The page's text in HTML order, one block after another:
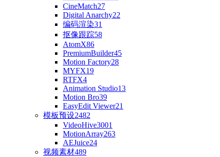
CineMatch27
Digital Anarchy22
编码渲染31
抠像跟踪58
AtomX86
PremiumBuilder45
Motion Factory28
MYFX19
RTFX4
Animation Studio13
Motion Bro39
EasyEdit Viewer21
模板预设2482
VideoHive3001
MotionArray263
AEJuice24
视频素材489